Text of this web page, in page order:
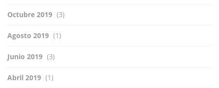
Octubre 2019 (3)
Agosto 2019 (1)
Junio 2019 (3)
Abril 2019 (1)